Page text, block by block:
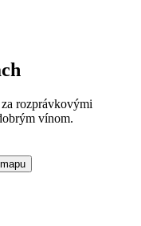
rozprávkovými
vínom.